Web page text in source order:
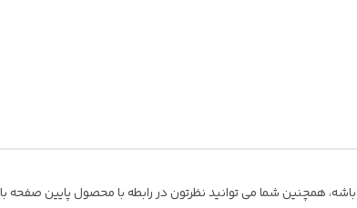
همچنین شما می توانید نظرتون در رابطه با محصول پایین صفحه